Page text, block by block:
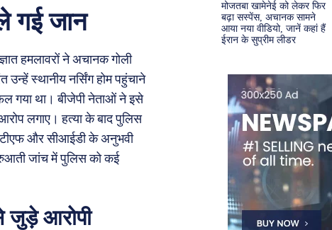
गई जान
हमलावरों ने अचानक गोली
स्थानीय नर्सिंग होम पहुंचाने
गया था। बीजेपी नेताओं ने इसे
लगाए। हत्या के बाद पुलिस
और सीआईडी के अनुभवी
जांच में पुलिस को कई
जुड़े आरोपी
मोजतबा खामेनेई को लेकर फिर
बढ़ा सस्पेंस, अचानक सामने
आया नया वीडियो, जानें कहां हैं
ईरान के सुप्रीम लीडर